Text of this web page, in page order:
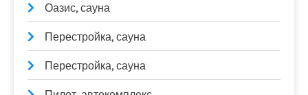
Оазис, сауна
Перестройка, сауна
Перестройка, сауна